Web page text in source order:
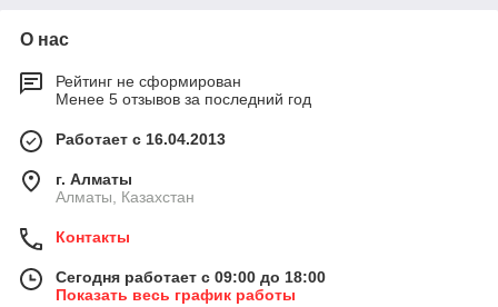
О нас
Рейтинг не сформирован
Менее 5 отзывов за последний год
Работает с 16.04.2013
г. Алматы
Алматы, Казахстан
Контакты
Сегодня работает с 09:00 до 18:00
Показать весь график работы